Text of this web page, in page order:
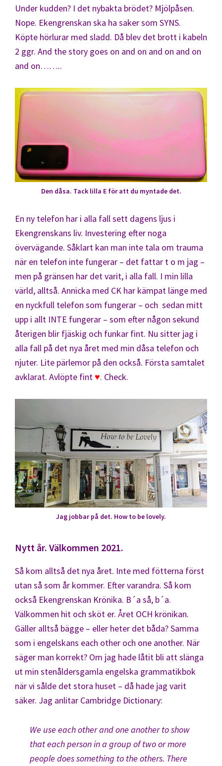
Under kudden? I det nybakta brödet? Mjölpåsen.
Nope. Ekengrenskan ska ha saker som SYNS.
Köpte hörlurar med sladd. Då blev det brott i kabeln
2 ggr. And the story goes on and on and on and on
and on……..
Den dåsa. Tack lilla E för att du myntade det.
En ny telefon har i alla fall sett dagens ljus i
Ekengrenskans liv. Investering efter noga
övervägande. Såklart kan man inte tala om trauma
när en telefon inte fungerar – det fattar t o m jag –
men på gränsen har det varit, i alla fall. I min lilla
värld, alltså. Annicka med CK har kämpat länge med
en nyckfull telefon som fungerar – och sedan mitt
upp i allt INTE fungerar – som efter någon sekund
återigen blir fjäskig och funkar fint. Nu sitter jag i
alla fall på det nya året med min dåsa telefon och
njuter. Lite pärlemor på den också. Första samtalet
avklarat. Avlöpte fint ♥. Check.
Jag jobbar på det. How to be lovely.
Nytt år. Välkommen 2021.
Så kom alltså det nya året. Inte med fötterna först
utan så som år kommer. Efter varandra. Så kom
också Ekengrenskan Krönika. B´a så, b´a.
Välkommen hit och sköt er. Året OCH krönikan.
Gäller alltså bägge – eller heter det båda? Samma
som i engelskans each other och one another. När
säger man korrekt? Om jag hade låtit bli att slänga
ut min stenåldersgamla engelska grammatikbok
när vi sålde det stora huset – då hade jag varit
säker. Jag anlitar Cambridge Dictionary:
We use each other and one another to show
that each person in a group of two or more
people does something to the others. There